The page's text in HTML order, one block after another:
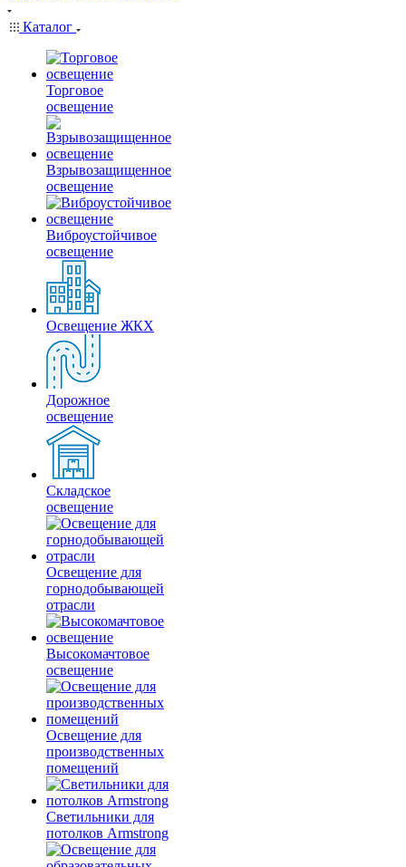
Каталог
Торговое
освещение
Взрывозащищенное
освещение
Виброустойчивое
освещение
Освещение ЖКХ
Дорожное
освещение
Складское
освещение
Освещение для
горнодобывающей
отрасли
Высокомачтовое
освещение
Освещение для
производственных
помещений
Светильники для
потолков Armstrong